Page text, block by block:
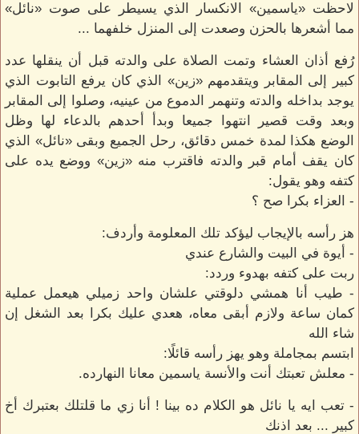
لاحظت «ياسمين» الانكسار الذي يسيطر على صوت «نائل»
مما أشعرها بالحزن وصعدت إلى المنزل خلفهما ...
رُفع أذان العشاء وتمت الصلاة على والدته قبل أن ينقلها عدد
كبير إلى المقابر ويتقدمهم «زين» الذي كان يرفع التابوت الذي
يوجد بداخله والدته وتنهمر الدموع من عينيه، وصلوا إلى المقابر
وبعد وقت قصير انتهوا جميعا وبدأ أحدهم بالدعاء لها وظل
الوضع هكذا لمدة خمس دقائق، رحل الجميع وبقى «نائل» الذي
كان يقف أمام قبر والدته فاقترب منه «زين» ووضع يده على
كتفه وهو يقول:
- العزاء بكرا صح ؟
هز رأسه بالإيجاب ليؤكد تلك المعلومة وأردف:
- أيوة في البيت والشارع عندي
ربت على كتفه بهدوء وردد:
- طيب أنا همشي دلوقتي علشان واحد زميلي هيعمل عملية
كمان ساعة ولازم أبقى معاه، هعدي عليك بكرا بعد الشغل إن
شاء الله
ابتسم بمجاملة وهو يهز رأسه قائلًا:
- معلش تعبتك أنت والأنسة ياسمين معانا النهارده.
- تعب ايه يا نائل هو الكلام ده بينا ! أنا زي ما قلتلك بعتبرك أخ
كبير ... بعد اذنك